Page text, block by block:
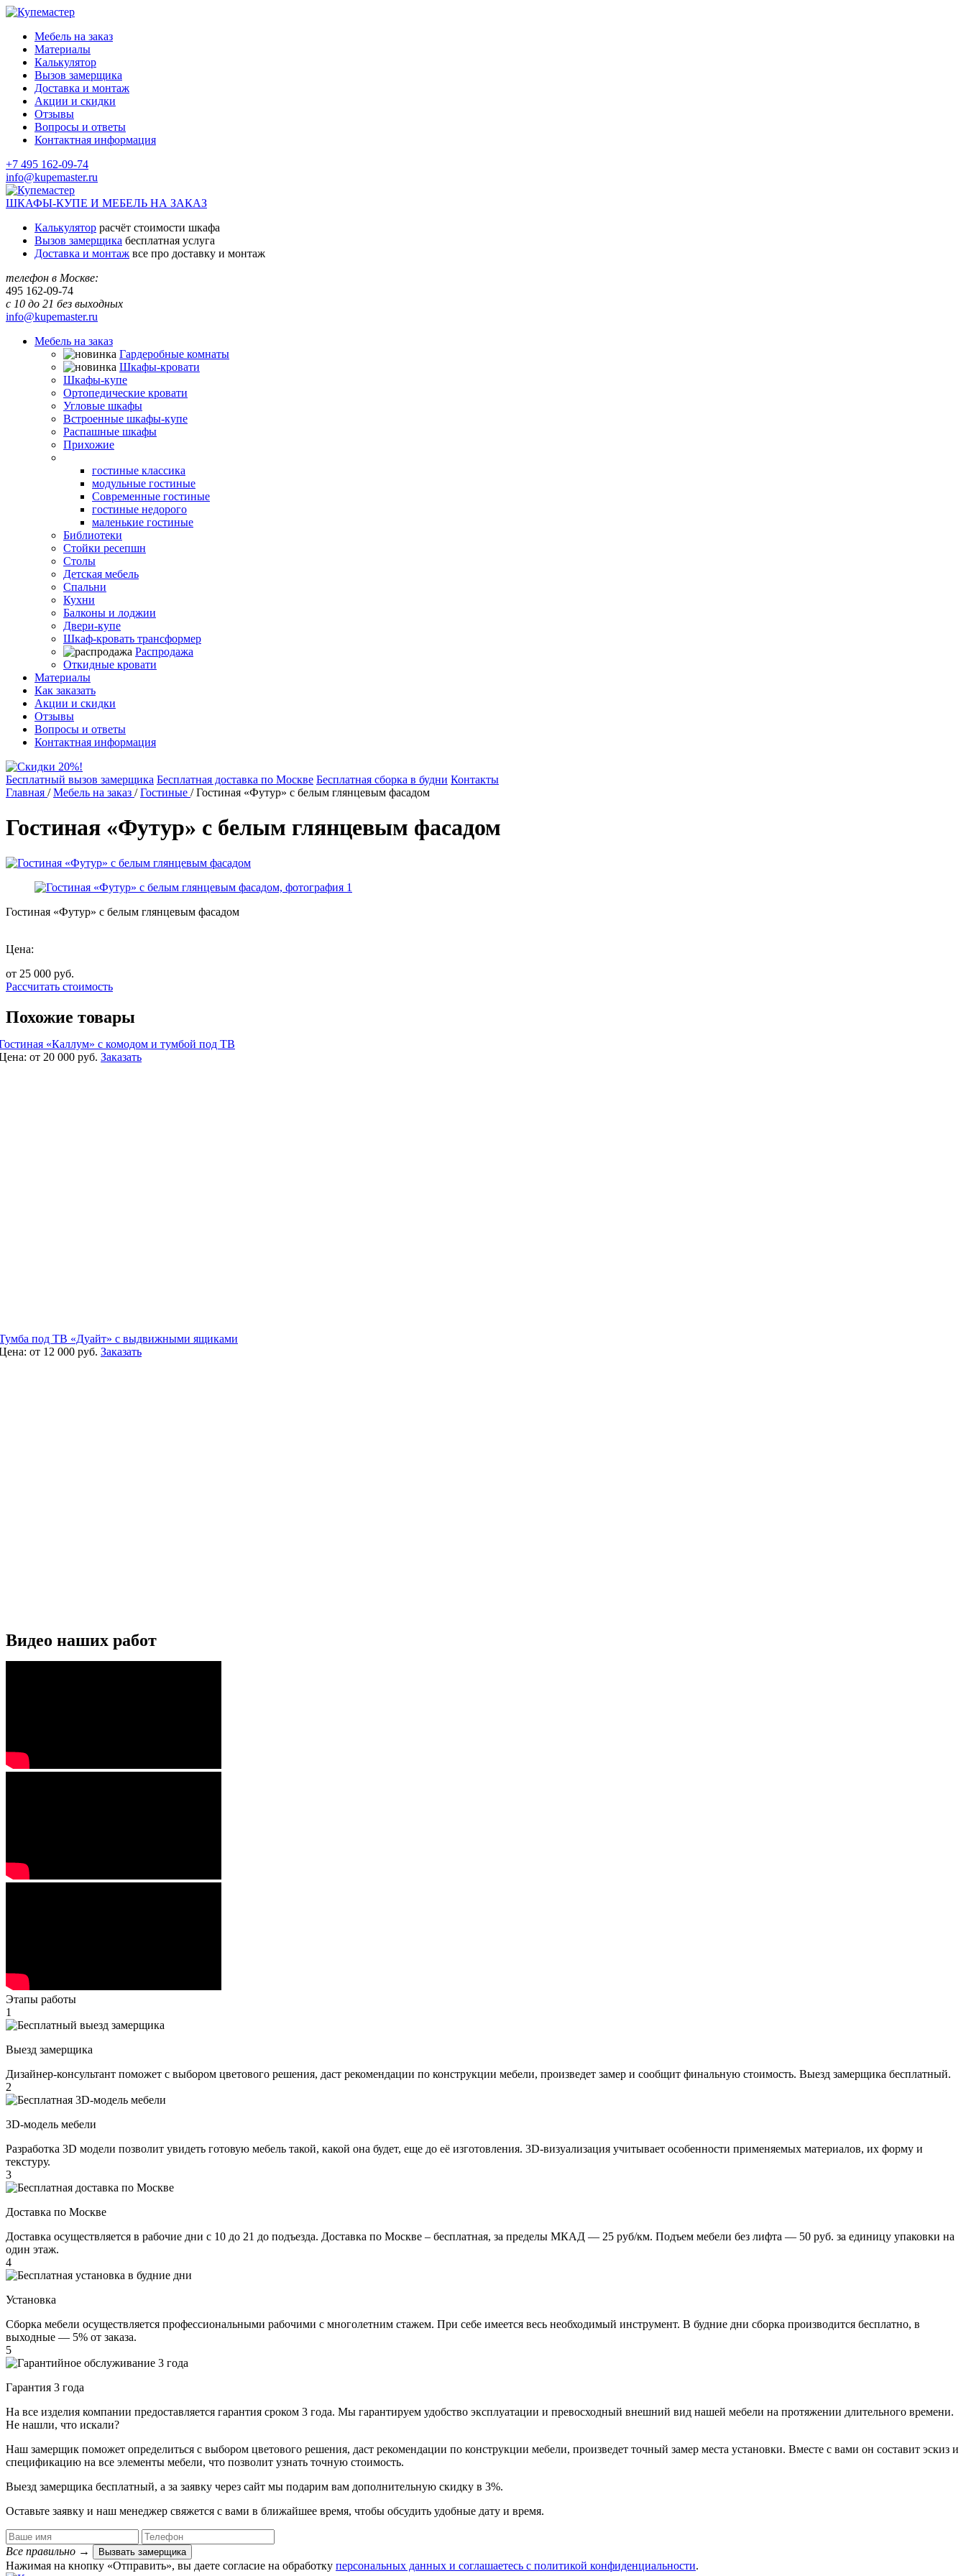
Мебель на заказ
Материалы
Калькулятор
Вызов замерщика
Доставка и монтаж
Акции и скидки
Отзывы
Вопросы и ответы
Контактная информация
+7 495 162-09-74
info@kupemaster.ru
ШКАФЫ-КУПЕ И МЕБЕЛЬ НА ЗАКАЗ
Калькулятор расчёт стоимости шкафа
Вызов замерщика бесплатная услуга
Доставка и монтаж все про доставку и монтаж
телефон в Москве:
495 162-09-74
с 10 до 21 без выходных
info@kupemaster.ru
Мебель на заказ
Гардеробные комнаты
Шкафы-кровати
Шкафы-купе
Ортопедические кровати
Угловые шкафы
Встроенные шкафы-купе
Распашные шкафы
Прихожие
гостиные классика
модульные гостиные
Современные гостиные
гостиные недорого
маленькие гостиные
Библиотеки
Стойки ресепшн
Столы
Детская мебель
Спальни
Кухни
Балконы и лоджии
Двери-купе
Шкаф-кровать трансформер
Распродажа
Откидные кровати
Материалы
Как заказать
Акции и скидки
Отзывы
Вопросы и ответы
Контактная информация
Бесплатный вызов замерщика Бесплатная доставка по Москве Бесплатная сборка в будни Контакты
Главная /Мебель на заказ /Гостиные /Гостиная «Футур» с белым глянцевым фасадом
Гостиная «Футур» с белым глянцевым фасадом
Гостиная «Футур» с белым глянцевым фасадом
Цена:
от 25 000 руб.
Рассчитать стоимость
Похожие товары
«Каллум» с комодом и тумбой под ТВ
от 20 000 руб. Заказать
под ТВ «Дуайт» с выдвижными ящиками
от 12 000 руб. Заказать
Видео наших работ
Этапы работы
1
Выезд замерщика
Дизайнер-консультант поможет с выбором цветового решения, даст рекомендации по конструкции мебели, произведет замер и сообщит финальную стоимость. Выезд замерщика бесплатный.
2
3D-модель мебели
Разработка 3D модели позволит увидеть готовую мебель такой, какой она будет, еще до её изготовления. 3D-визуализация учитывает особенности применяемых материалов, их форму и
текстуру.
3
Доставка по Москве
Доставка осуществляется в рабочие дни с 10 до 21 до подъезда. Доставка по Москве – бесплатная, за пределы МКАД — 25 руб/км. Подъем мебели без лифта — 50 руб. за единицу упаковки на
один этаж.
4
Установка
Сборка мебели осуществляется профессиональными рабочими с многолетним стажем. При себе имеется весь необходимый инструмент. В будние дни сборка производится бесплатно, в
выходные — 5% от заказа.
5
Гарантия 3 года
На все изделия компании предоставляется гарантия сроком 3 года. Мы гарантируем удобство эксплуатации и превосходный внешний вид нашей мебели на протяжении длительного времени.
Не нашли, что искали?
Наш замерщик поможет определиться с выбором цветового решения, даст рекомендации по конструкции мебели, произведет точный замер места установки. Вместе с вами он составит эскиз и
спецификацию на все элементы мебели, что позволит узнать точную стоимость.
Выезд замерщика бесплатный, а за заявку через сайт мы подарим вам дополнительную скидку в 3%.
Оставьте заявку и наш менеджер свяжется с вами в ближайшее время, чтобы обсудить удобные дату и время.
Все правильно → Вызвать замерщика
Нажимая на кнопку «Отправить», вы даете согласие на обработку персональных данных​ и соглашаетесь c политикой конфиденциальности.